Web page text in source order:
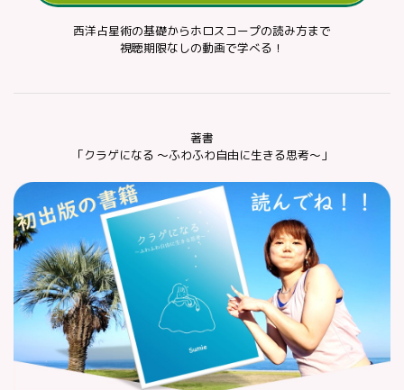
西洋占星術の基礎からホロスコープの読み方まで
視聴期限なしの動画で学べる！
著書
「クラゲになる ～ふわふわ自由に生きる思考～」